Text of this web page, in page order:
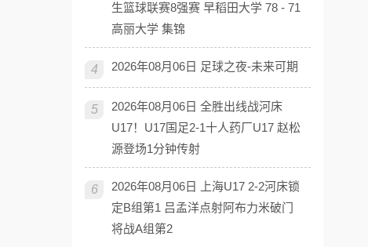
生篮球联赛8强赛 早稻田大学 78 - 71
高丽大学 集锦
4 2026年08月06日 足球之夜-未来可期
5
2026年08月06日 全胜出线战河床
U17！U17国足2-1十人药厂U17 赵松
源登场1分钟传射
6
2026年08月06日 上海U17 2-2河床锁
定B组第1 吕孟洋点射阿布力米破门
将战A组第2